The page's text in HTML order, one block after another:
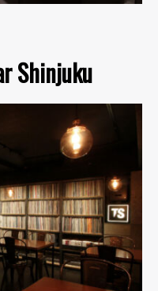
Shinjuku